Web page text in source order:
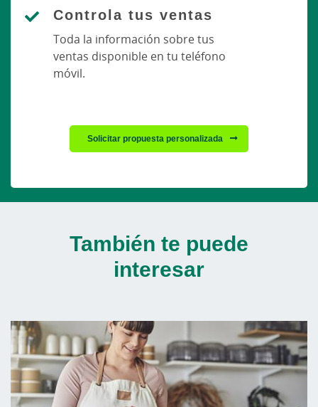
Controla tus ventas
Toda la información sobre tus
ventas disponible en tu teléfono
móvil.
Solicitar propuesta personalizada
También te puede
interesar